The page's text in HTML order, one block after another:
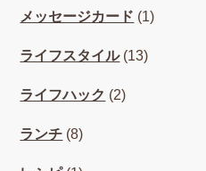
メッセージカード (1)
ライフスタイル(13)
ライフハック (2)
ランチ (8)